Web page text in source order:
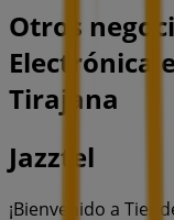
Otros
Electrónica
Tirajana
Jazztel
¡Bienvenido a